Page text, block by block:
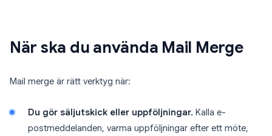
När ska du använda Mail Merge
Mail merge är rätt verktyg när:
Du gör säljutskick eller uppföljningar. Kalla e-
postmeddelanden, varma uppföljningar efter ett möte,